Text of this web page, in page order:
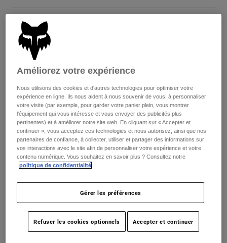
Youth
Hats
Shorts
Sweatshirts
Tout acheter
Taille
11.5 12 13 14
Color -Rouge fluorescent
selected
Ajouter au panier
Améliorez votre expérience
Nous utilisons des cookies et d'autres technologies pour optimiser votre
expérience en ligne. Ils nous aident à nous souvenir de vous, à personnaliser
votre visite (par exemple, pour garder votre panier plein, vous montrer
l'équipement qui vous intéresse et vous envoyer des publicités plus
pertinentes) et à améliorer notre site web. En cliquant sur « Accepter et
continuer », vous acceptez ces technologies et nous autorisez, ainsi que nos
partenaires de confiance, à collecter, utiliser et partager des informations sur
vos interactions avec le site afin de personnaliser votre expérience et votre
contenu numérique. Vous souhaitez en savoir plus ? Consultez notre
politique de confidentialité
Gérer les préférences
Refuser les cookies optionnels Accepter et continuer